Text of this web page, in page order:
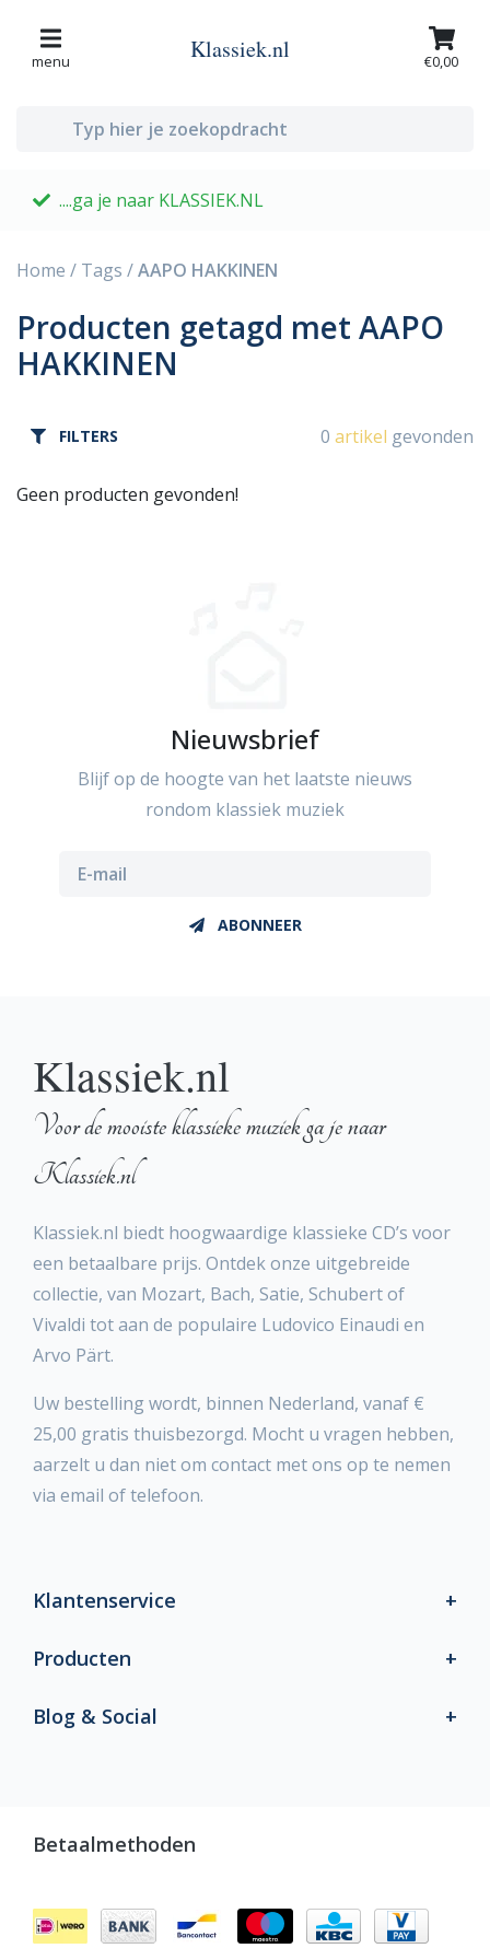
menu Klassiek.nl €0,00
....ga je naar KLASSIEK.NL
Home / Tags /AAPO HAKKINEN
Producten getagd met AAPO
HAKKINEN
FILTERS 0 artikel gevonden
Geen producten gevonden!
Nieuwsbrief
Blijf op de hoogte van het laatste nieuws
rondom klassiek muziek
ABONNEER
Klassiek.nl
Voor de mooiste klassieke muziek ga je naar
Klassiek.nl
Klassiek.nl biedt hoogwaardige klassieke CD’s voor
een betaalbare prijs. Ontdek onze uitgebreide
collectie, van Mozart, Bach, Satie, Schubert of
Vivaldi tot aan de populaire Ludovico Einaudi en
Arvo Pärt.
Uw bestelling wordt, binnen Nederland, vanaf €
25,00 gratis thuisbezorgd. Mocht u vragen hebben,
aarzelt u dan niet om contact met ons op te nemen
via email of telefoon.
Klantenservice
Producten
Blog & Social
Betaalmethoden